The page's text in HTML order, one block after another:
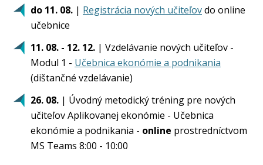
do 11. 08. | Registrácia nových učiteľovdo online
učebnice
11. 08. - 12. 12. | Vzdelávanie nových učiteľov -
Modul 1 - Učebnica ekonómie a podnikania
(dištančné vzdelávanie)
26. 08. | Úvodný metodický tréning pre nových
učiteľov Aplikovanej ekonómie - Učebnica
ekonómie a podnikania - online prostredníctvom
MS Teams 8:00 - 10:00